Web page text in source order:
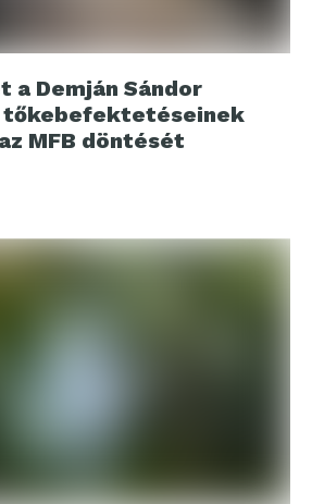
a Demján Sándor
tőkebefektetéseinek
MFB döntését